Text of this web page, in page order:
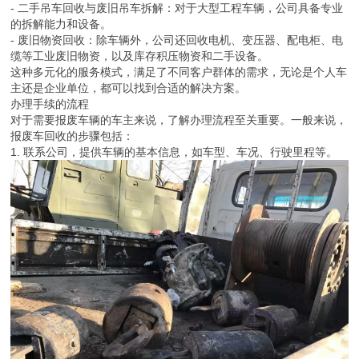
- 二手吊车回收与废旧吊车拆解：对于大型工程车辆，公司具备专业
的拆解能力和设备。
- 废旧物资回收：除车辆外，公司还回收电机、变压器、配电柜、电
缆等工业废旧物资，以及库存积压物资和二手设备。
这种多元化的服务模式，满足了不同客户群体的需求，无论是个人车
主还是企业单位，都可以找到合适的解决方案。
办理手续的流程
对于需要报废车辆的车主来说，了解办理流程至关重要。一般来说，
报废车回收的步骤包括：
1. 联系公司，提供车辆的基本信息，如车型、车况、行驶里程等。